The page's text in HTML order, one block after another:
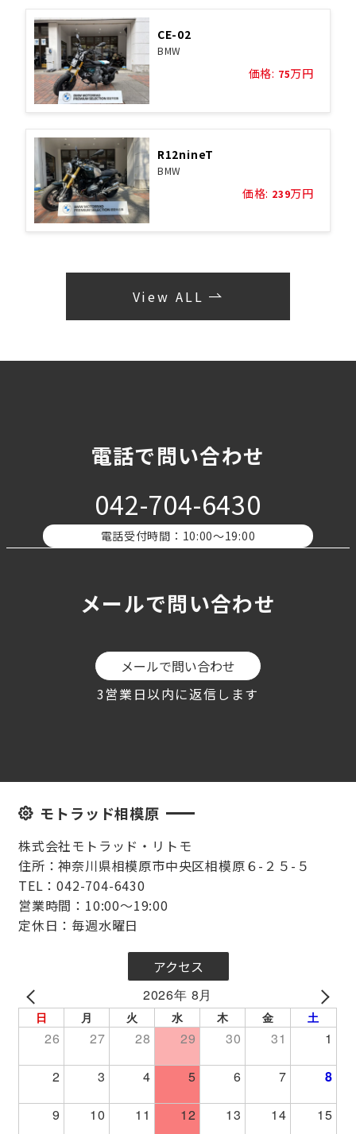
CE-02
BMW
価格: 75万円
R12nineT
BMW
価格: 239万円
View ALL
電話で問い合わせ
042-704-6430
電話受付時間：10:00〜19:00
メールで問い合わせ
メールで問い合わせ
3営業日以内に返信します
モトラッド相模原
株式会社モトラッド・リトモ
住所：神奈川県相模原市中央区相模原６-２５-５
TEL：042-704-6430
営業時間：10:00～19:00
定休日：毎週水曜日
アクセス
2026年 8月
日 月 火 水 木 金 土
26 27 28 29 30 31 1
2 3 4 5 6 7 8
9 10 11 12 13 14 15